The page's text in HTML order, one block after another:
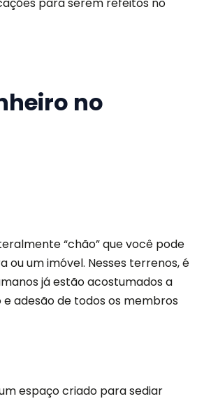
para serem refeitos no
no
“chão” que você pode
um imóvel. Nesses terrenos, é
já estão acostumados a
adesão de todos os membros
espaço criado para sediar